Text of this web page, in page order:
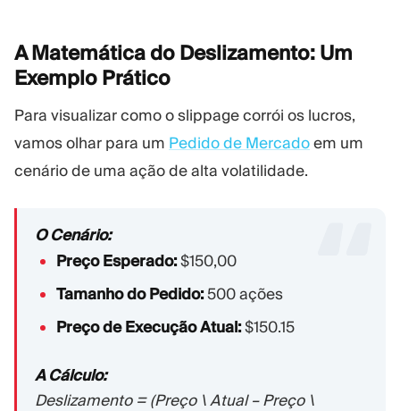
A Matemática do Deslizamento: Um
Exemplo Prático
Para visualizar como o slippage corrói os lucros,
vamos olhar para um Pedido de Mercadoem um
cenário de uma ação de alta volatilidade.
O Cenário:
Preço Esperado:$150,00
Tamanho do Pedido:500 ações
Preço de Execução Atual:$150.15
A Cálculo:
Deslizamento = (Preço \ Atual – Preço \